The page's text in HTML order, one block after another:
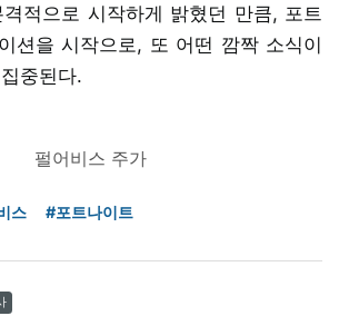
적으로 시작하게 밝혔던 만큼, 포트
션을 시작으로, 또 어떤 깜짝 소식이
중된다.
펄어비스 주가
스 #포트나이트